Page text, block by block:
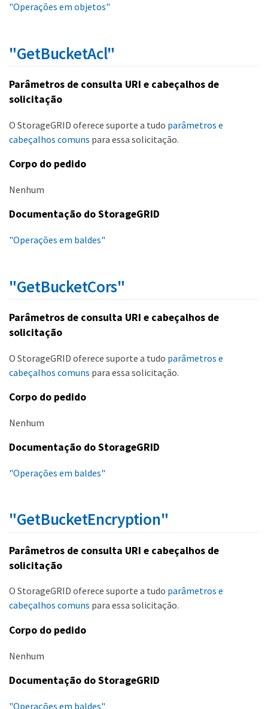
"Operações em objetos"
"GetBucketAcl"
Parâmetros de consulta URI e cabeçalhos de
solicitação
O StorageGRID oferece suporte a tudo parâmetros e
cabeçalhos comuns para essa solicitação.
Corpo do pedido
Nenhum
Documentação do StorageGRID
"Operações em baldes"
"GetBucketCors"
Parâmetros de consulta URI e cabeçalhos de
solicitação
O StorageGRID oferece suporte a tudo parâmetros e
cabeçalhos comuns para essa solicitação.
Corpo do pedido
Nenhum
Documentação do StorageGRID
"Operações em baldes"
"GetBucketEncryption"
Parâmetros de consulta URI e cabeçalhos de
solicitação
O StorageGRID oferece suporte a tudo parâmetros e
cabeçalhos comuns para essa solicitação.
Corpo do pedido
Nenhum
Documentação do StorageGRID
"Operações em baldes"